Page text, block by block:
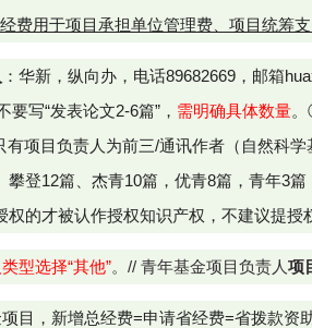
费用于项目承担单位管理费、项目统筹
：华新，纵向办，电话89682669 ，邮箱
写“发表论文2-6篇”， 需明确具体数量
有项目负责人为前三/通讯作者（自然科
攀登12篇、杰青10篇，优青8篇，青年3
的才被认作授权知识产权，不建议提授
型选择“其他”。 // 青年基金项目负责人项
项目，新增总经费=申请省经费=省拨款